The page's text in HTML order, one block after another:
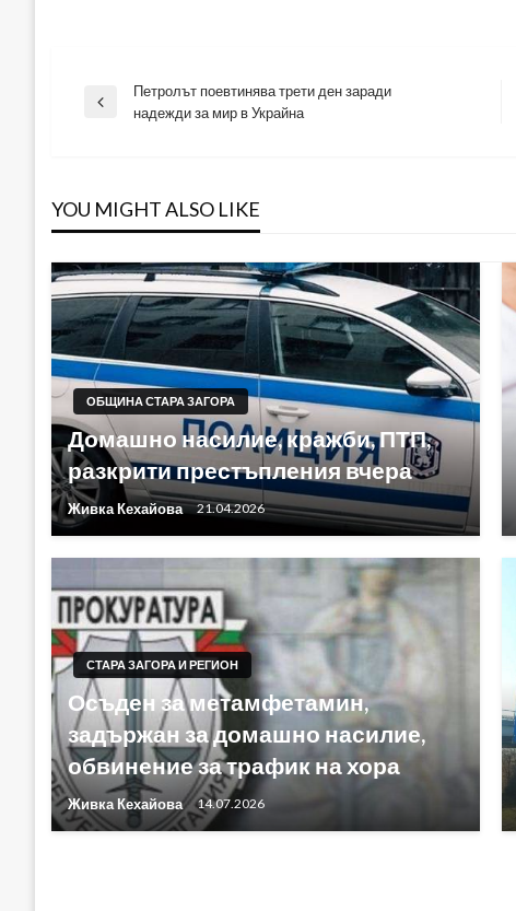
Навигация
Previous
Петролът поевтинява трети ден заради
надежди за мир в Украйна
YOU MIGHT ALSO LIKE
ОБЩИНА СТАРА ЗАГОРА
Домашно насилие, кражби, ПТП,
разкрити престъпления вчера
Живка Кехайова 21.04.2026
СТАРА ЗАГОРА И РЕГИОН
Осъден за метамфетамин,
задържан за домашно насилие,
обвинение за трафик на хора
Живка Кехайова 14.07.2026